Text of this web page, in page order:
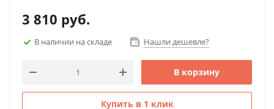
3 810 руб.
В наличии на складе Нашли дешевле?
В корзину
Купить в 1 клик